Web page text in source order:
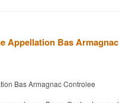
Appellation Bas Armagnac
Bas Armagnac Controlee